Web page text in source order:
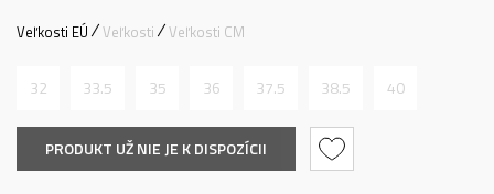
Veľkosti EÚ Veľkosti Veľkosti CM
32 33.5 35 36 37.5 38.5 40
PRODUKT UŽ NIE JE K DISPOZÍCII